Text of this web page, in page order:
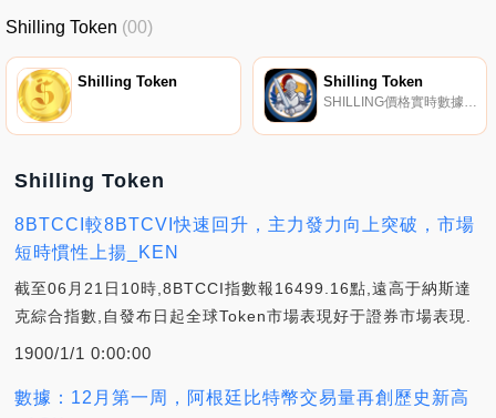
Shilling Token (00)
Shilling Token Shilling Token
Shilling Token
8BTCCI較8BTCVI快速回升，主力發力向上突破，市場
短時慣性上揚_KEN
截至06月21日10時,8BTCCI指數報16499.16點,遠高于納斯達
克綜合指數,自發布日起全球Token市場表現好于證券市場表現.
1900/1/1 0:00:00
數據：12月第一周，阿根廷比特幣交易量再創歷史新高